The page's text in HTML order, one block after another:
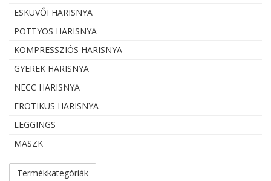
ESKÜVŐI HARISNYA
PÖTTYÖS HARISNYA
KOMPRESSZIÓS HARISNYA
GYEREK HARISNYA
NECC HARISNYA
EROTIKUS HARISNYA
LEGGINGS
MASZK
Termékkategóriák